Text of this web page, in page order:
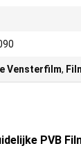
Vensterfilm,
PVB